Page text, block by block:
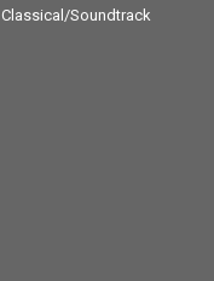
Classical/Soundtrack